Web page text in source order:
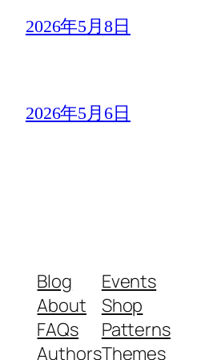
2026年5月8日
2026年5月6日
Blog
About
FAQs
Authors
Events
Shop
Patterns
Themes